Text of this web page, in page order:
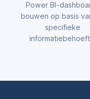
Power BI-
bouwen op basis
specifieke